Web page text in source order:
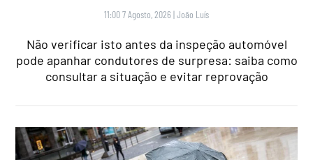
11:00 7 Agosto, 2026 |João Luís
Não verificar isto antes da inspeção automóvel
pode apanhar condutores de surpresa: saiba como
consultar a situação e evitar reprovação